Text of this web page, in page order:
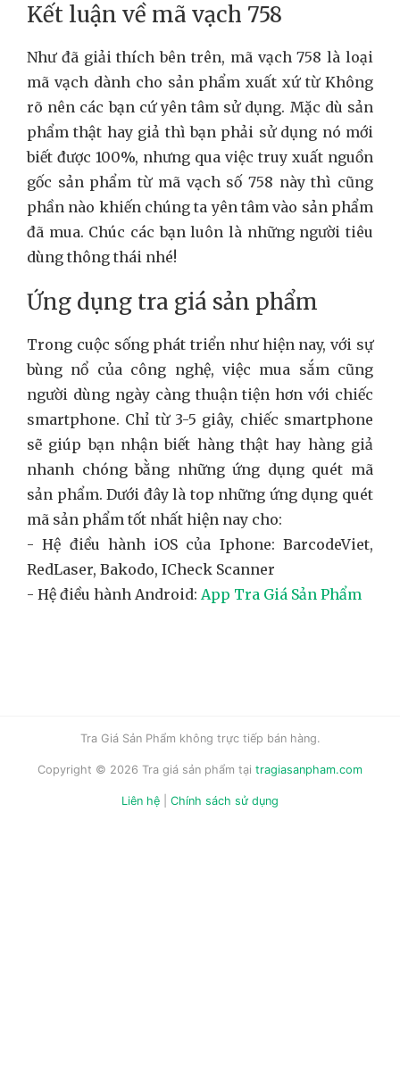
Kết luận về mã vạch 758
Như đã giải thích bên trên, mã vạch 758 là loại
mã vạch dành cho sản phẩm xuất xứ từ Không
rõ nên các bạn cứ yên tâm sử dụng. Mặc dù sản
phẩm thật hay giả thì bạn phải sử dụng nó mới
biết được 100%, nhưng qua việc truy xuất nguồn
gốc sản phẩm từ mã vạch số 758 này thì cũng
phần nào khiến chúng ta yên tâm vào sản phẩm
đã mua. Chúc các bạn luôn là những người tiêu
dùng thông thái nhé!
Ứng dụng tra giá sản phẩm
Trong cuộc sống phát triển như hiện nay, với sự
bùng nổ của công nghệ, việc mua sắm cũng
người dùng ngày càng thuận tiện hơn với chiếc
smartphone. Chỉ từ 3-5 giây, chiếc smartphone
sẽ giúp bạn nhận biết hàng thật hay hàng giả
nhanh chóng bằng những ứng dụng quét mã
sản phẩm. Dưới đây là top những ứng dụng quét
mã sản phẩm tốt nhất hiện nay cho:
- Hệ điều hành iOS của Iphone: BarcodeViet,
RedLaser, Bakodo, ICheck Scanner
- Hệ điều hành Android: App Tra Giá Sản Phẩm
Tra Giá Sản Phẩm không trực tiếp bán hàng.
Copyright © 2026 Tra giá sản phẩm tại tragiasanpham.com
Liên hệ Chính sách sử dụng